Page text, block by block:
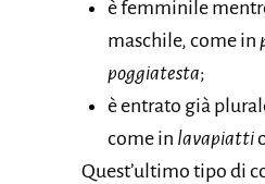
è femminile
maschile, come in
poggiatesta;
è entrato già
come in lavapiatti
Quest’ultimo tipo di